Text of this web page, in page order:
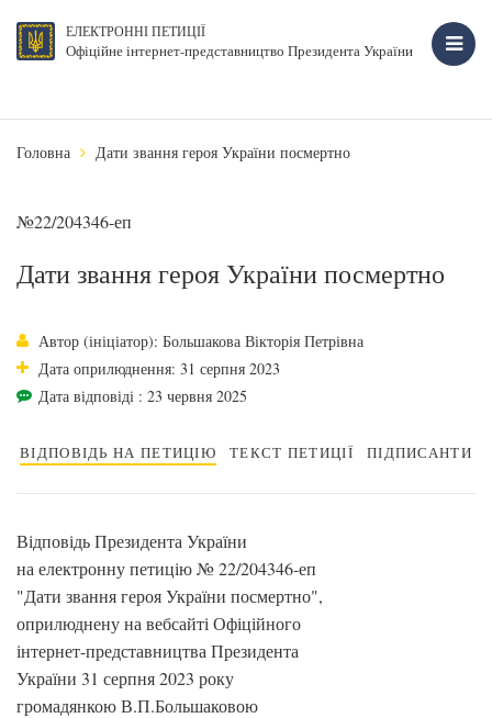
ЕЛЕКТРОННІ ПЕТИЦІЇ
Офіційне інтернет-представництво Президента України
Головна Дати звання героя України посмертно
№22/204346-еп
Дати звання героя України посмертно
Автор (ініціатор): Большакова Вікторія Петрівна
Дата оприлюднення: 31 серпня 2023
Дата відповіді : 23 червня 2025
ВІДПОВІДЬ НА ПЕТИЦІЮ ТЕКСТ ПЕТИЦІЇ ПІДПИСАНТИ
Відповідь Президента України
на електронну петицію № 22/204346-еп
"Дати звання героя України посмертно",
оприлюднену на вебсайті Офіційного
інтернет-представництва Президента
України 31 серпня 2023 року
громадянкою В.П.Большаковою